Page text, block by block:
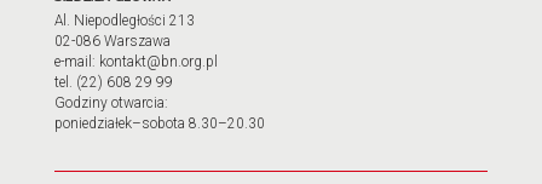
Al. Niepodległości 213
02-086 Warszawa
e-mail: kontakt@bn.org.pl
tel. (22) 608 29 99
Godziny otwarcia:
poniedziałek–sobota 8.30–20.30